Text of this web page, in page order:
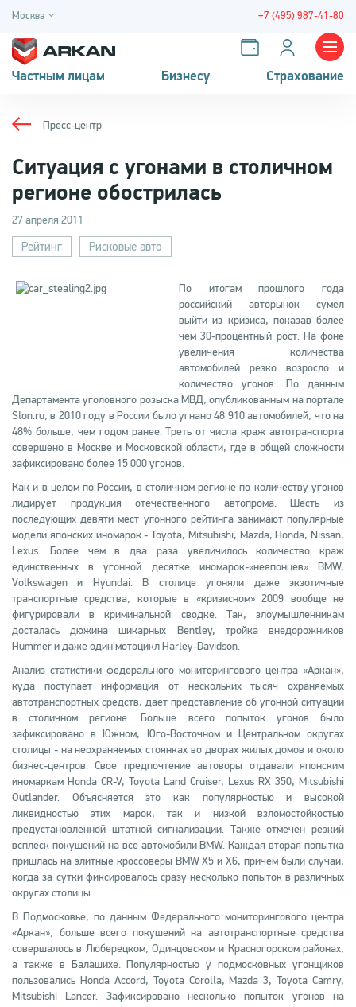
Москва +7 (495) 987-41-80
Частным лицам Бизнесу Страхование
Пресс-центр
Ситуация с угонами в столичном
регионе обострилась
27 апреля 2011
Рейтинг Рисковые авто
По итогам прошлого года
российский авторынок сумел
выйти из кризиса, показав более
чем 30-процентный рост. На фоне
увеличения количества
автомобилей резко возросло и
количество угонов. По данным
Департамента уголовного розыска МВД, опубликованным на портале
Slon.ru, в 2010 году в России было угнано 48 910 автомобилей, что на
48% больше, чем годом ранее. Треть от числа краж автотранспорта
совершено в Москве и Московской области, где в общей сложности
зафиксировано более 15 000 угонов.
Как и в целом по России, в столичном регионе по количеству угонов
лидирует продукция отечественного автопрома. Шесть из
последующих девяти мест угонного рейтинга занимают популярные
модели японских иномарок - Toyota, Mitsubishi, Mazda, Honda, Nissan,
Lexus. Более чем в два раза увеличилось количество краж
единственных в угонной десятке иномарок-«неяпонцев» BMW,
Volkswagen и Hyundai. В столице угоняли даже экзотичные
транспортные средства, которые в «кризисном» 2009 вообще не
фигурировали в криминальной сводке. Так, злоумышленникам
досталась дюжина шикарных Bentley, тройка внедорожников
Hummer и даже один мотоцикл Harley-Davidson.
Анализ статистики федерального мониторингового центра «Аркан»,
куда поступает информация от нескольких тысяч охраняемых
автотранспортных средств, дает представление об угонной ситуации
в столичном регионе. Больше всего попыток угонов было
зафиксировано в Южном, Юго-Восточном и Центральном округах
столицы - на неохраняемых стоянках во дворах жилых домов и около
бизнес-центров. Свое предпочтение автоворы отдавали японским
иномаркам Honda CR-V, Toyota Land Cruiser, Lexus RX 350, Mitsubishi
Outlander. Объясняется это как популярностью и высокой
ликвидностью этих марок, так и низкой взломостойкостью
предустановленной штатной сигнализации. Также отмечен резкий
всплеск покушений на все автомобили BMW. Каждая вторая попытка
пришлась на элитные кроссоверы BMW X5 и X6, причем были случаи,
когда за сутки фиксировалось сразу несколько попыток в различных
округах столицы.
В Подмосковье, по данным Федерального мониторингового центра
«Аркан», больше всего покушений на автотранспортные средства
совершалось в Люберецком, Одинцовском и Красногорском районах,
а также в Балашихе. Популярностью у подмосковных угонщиков
пользовались Honda Accord, Toyota Corolla, Mazda 3, Toyota Camry,
Mitsubishi Lancer. Зафиксировано несколько попыток угонов на